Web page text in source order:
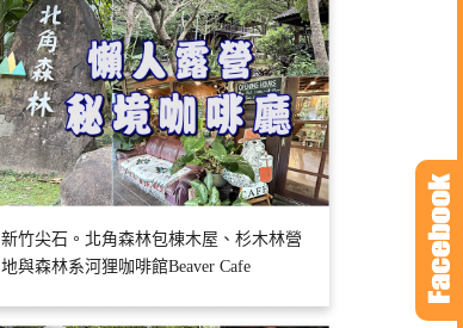
新竹尖石。北角森林包棟木屋、杉木林營
地與森林系河狸咖啡館Beaver Cafe